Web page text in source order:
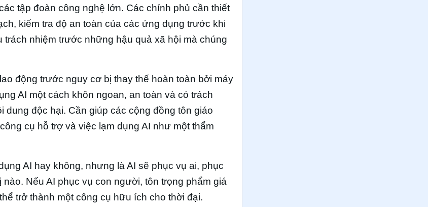
tập đoàn công nghệ lớn. Các chính phủ cần thiết
kiểm tra độ an toàn của các ứng dụng trước khi
nhiệm trước những hậu quả xã hội mà chúng
động trước nguy cơ bị thay thế hoàn toàn bởi máy
AI một cách khôn ngoan, an toàn và có trách
dung độc hại. Cần giúp các cộng đồng tôn giáo
cụ hỗ trợ và việc lạm dụng AI như một thẩm
AI hay không, nhưng là AI sẽ phục vụ ai, phục
Nếu AI phục vụ con người, tôn trọng phẩm giá
trở thành một công cụ hữu ích cho thời đại.